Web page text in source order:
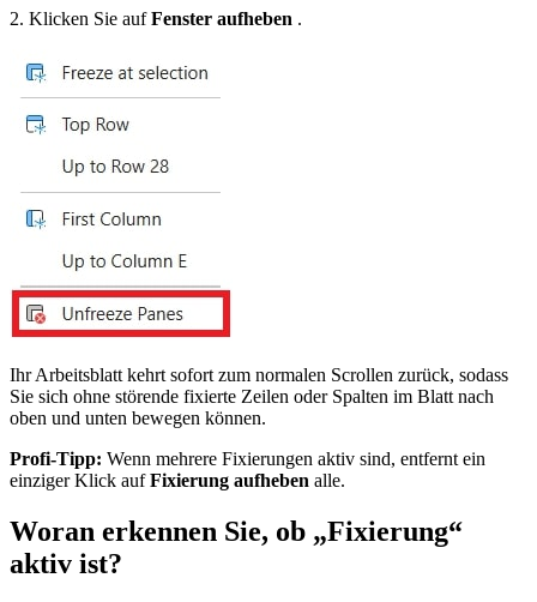
2. Klicken Sie aufFenster aufheben .
Ihr Arbeitsblatt kehrt sofort zum normalen Scrollen zurück, sodass
Sie sich ohne störende fixierte Zeilen oder Spalten im Blatt nach
oben und unten bewegen können.
Profi-Tipp: Wenn mehrere Fixierungen aktiv sind, entfernt ein
einziger Klick aufFixierung aufheben alle.
Woran erkennen Sie, ob „Fixierung“
aktiv ist?